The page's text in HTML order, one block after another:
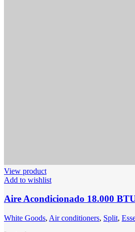
View product
Add to wishlist
Aire Acondicionado 18.000
White Goods, Air conditioners, Split,